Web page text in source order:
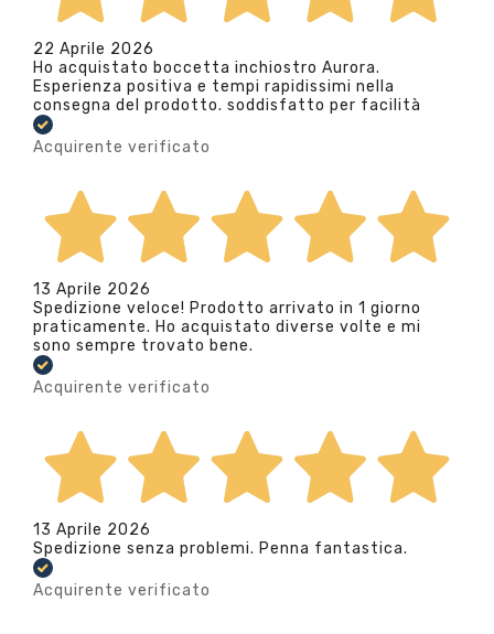
22 Aprile 2026
Ho acquistato boccetta inchiostro Aurora.
Esperienza positiva e tempi rapidissimi nella
consegna del prodotto. soddisfatto per facilità
Acquirente verificato
13 Aprile 2026
Spedizione veloce! Prodotto arrivato in 1 giorno
praticamente. Ho acquistato diverse volte e mi
sono sempre trovato bene.
Acquirente verificato
13 Aprile 2026
Spedizione senza problemi. Penna fantastica.
Acquirente verificato